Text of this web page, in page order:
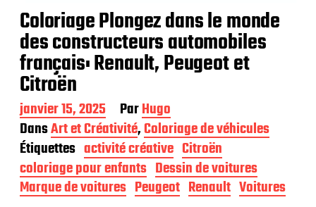
Coloriage Plongez dans le monde
des constructeurs automobiles
français: Renault, Peugeot et
Citroën
D
a
t
e
d
e
p
janvier 15, 2025 ParHugo
DansArt et Créativité,Coloriage de véhicules
Étiquettes activité créative Citroën
coloriage pour enfants Dessin de voitures
Marque de voitures Peugeot Renault Voitures